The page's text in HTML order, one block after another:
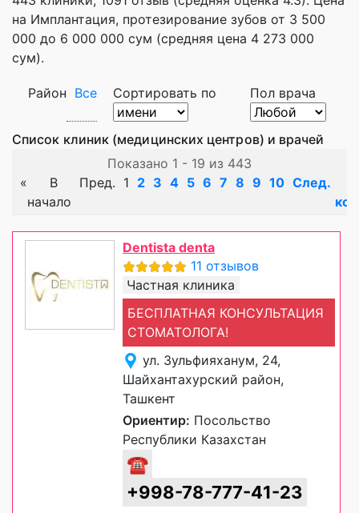
на Имплантация, протезирование зубов от 3 500
000 до 6 000 000 сум (средняя цена 4 273 000
сум).
Район Все Сортировать по Пол врача
Список клиник (медицинских центров) и врачей
Показано 1 - 19 из 443
«
В
начало
Пред. 1 2 3 4 5 6 7 8 9 10 След.
Dentista denta
11 отзывов
Частная клиника
БЕСПЛАТНАЯ КОНСУЛЬТАЦИЯ
СТОМАТОЛОГА!
ул. Зульфияханум, 24,
Шайхантахурский район,
Ташкент
Ориентир: Посольство
Республики Казахстан
☎
+998-78-777-41-23